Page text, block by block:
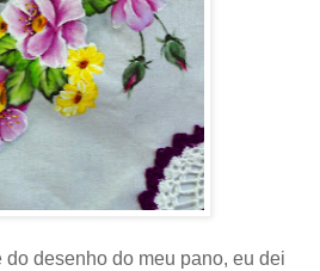
do desenho do meu pano, eu dei